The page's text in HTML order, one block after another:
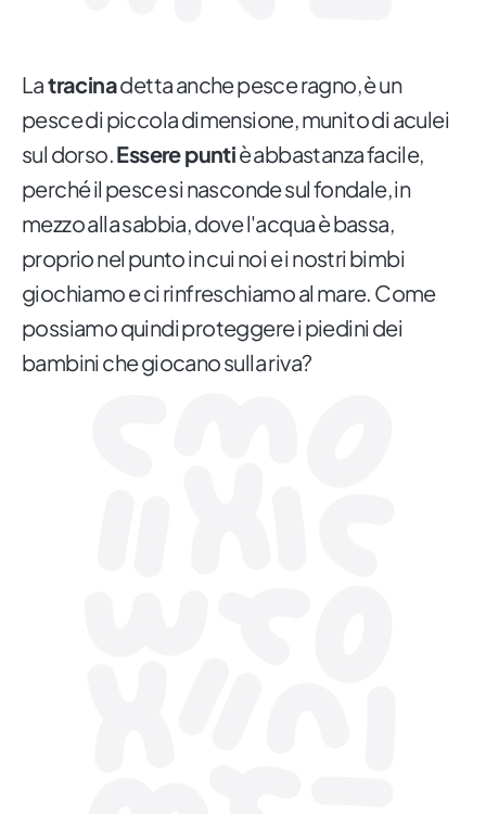
Latracinadetta anche pesce ragno, è un
pesce di piccola dimensione, munito di aculei
sul dorso.Essere puntiè abbastanza facile,
perché il pesce si nasconde sul fondale, in
mezzo alla sabbia, dove l'acqua è bassa,
proprio nel punto in cui noi e i nostri bimbi
giochiamo e ci rinfreschiamo al mare. Come
possiamo quindi proteggere i piedini dei
bambini che giocano sulla riva?